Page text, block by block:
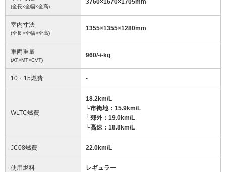
(全長×全幅×全高)
室内寸法
(全長×全幅×全高)
1355×1355×1280mm
車両重量
(AT×MT×CVT)
960/-/-kg
10・15燃費 -
WLTC燃費
18.2km/L
└市街地：15.9km/L
└郊外：19.0km/L
└高速：18.8km/L
JC08燃費 22.0km/L
使用燃料 レギュラー